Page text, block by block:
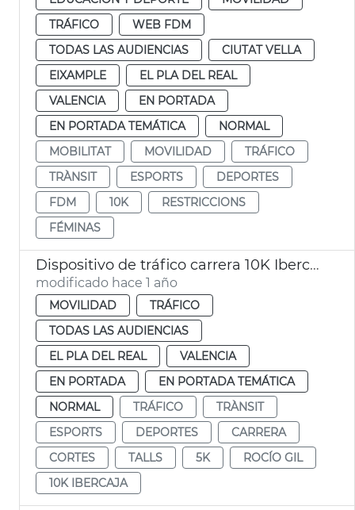
TRÁFICO
WEB FDM
TODAS LAS AUDIENCIAS
CIUTAT VELLA
EIXAMPLE
EL PLA DEL REAL
VALENCIA
EN PORTADA
EN PORTADA TEMÁTICA
NORMAL
MOBILITAT
MOVILIDAD
TRÁFICO
TRÀNSIT
ESPORTS
DEPORTES
FDM
10K
RESTRICCIONS
FÉMINAS
Dispositivo de tráfico carrera 10K Ibercaja
modificado hace 1 año
MOVILIDAD
TRÁFICO
TODAS LAS AUDIENCIAS
EL PLA DEL REAL
VALENCIA
EN PORTADA
EN PORTADA TEMÁTICA
NORMAL
TRÁFICO
TRÀNSIT
ESPORTS
DEPORTES
CARRERA
CORTES
TALLS 5K
ROCÍO GIL
10K IBERCAJA